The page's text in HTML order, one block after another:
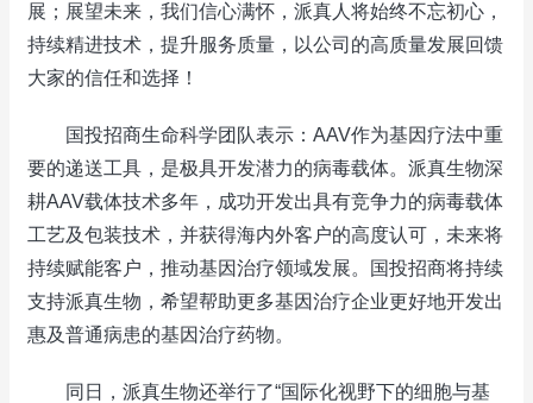
展；展望未来，我们信心满怀，派真人将始终不忘初心，
持续精进技术，提升服务质量，以公司的高质量发展回馈
大家的信任和选择！
国投招商生命科学团队表示：AAV作为基因疗法中重
要的递送工具，是极具开发潜力的病毒载体。派真生物深
耕AAV载体技术多年，成功开发出具有竞争力的病毒载体
工艺及包装技术，并获得海内外客户的高度认可，未来将
持续赋能客户，推动基因治疗领域发展。国投招商将持续
支持派真生物，希望帮助更多基因治疗企业更好地开发出
惠及普通病患的基因治疗药物。
同日，派真生物还举行了“国际化视野下的细胞与基